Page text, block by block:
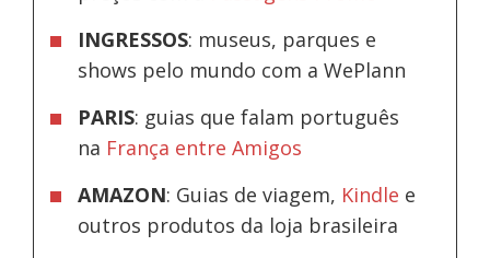
INGRESSOS: museus, parques e
shows pelo mundo com a WePlann
PARIS: guias que falam português
na França entre Amigos
AMAZON: Guias de viagem, Kindle e
outros produtos da loja brasileira